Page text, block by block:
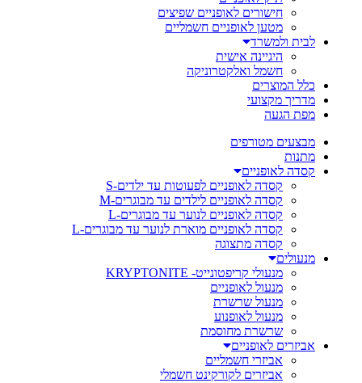
חישורים לאופניים שפיצים
מטען לאופניים חשמליים
לבית ולמשרד
היגיינה אישית
חשמל ואלקטרוניקה
כלל המוצרים
מדריך מקצועי
מפת הגעה
מבצעים מטורפים
מתנות
קסדה לאופניים
קסדה לאופניים לפעוטות עד ילדים-S
קסדה לאופניים לילדים עד מבוגרים-M
קסדה לאופניים לנוער עד מבוגרים-L
קסדה לאופניים מוארת לנוער עד מבוגרים-L
קסדה מתצוגה
מנעולים
מנעולי קריפטונייט- KRYPTONITE
מנעול לאופניים
מנעול שרשרת
מנעול לאופנוע
שרשרת מחוסמת
אביזרים לאופניים
אביזרי חשמליים
אביזרים לקורקינט חשמלי